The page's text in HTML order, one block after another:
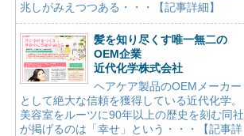
兆しがみえつつある・・・【記事詳細】
髪を知り尽くす唯一無二の
OEM企業
近代化学株式会社
ヘアケア製品のOEMメーカー
として絶大な信頼を獲得している近代化学。
美容室をルーツに90年以上の歴史を刻む同社
が掲げるのは「幸せ」という・・・【記事詳